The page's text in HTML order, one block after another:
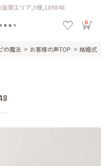
賀エリア,Y様,189848
0
の魔法 お客様の声TOP 結婚式